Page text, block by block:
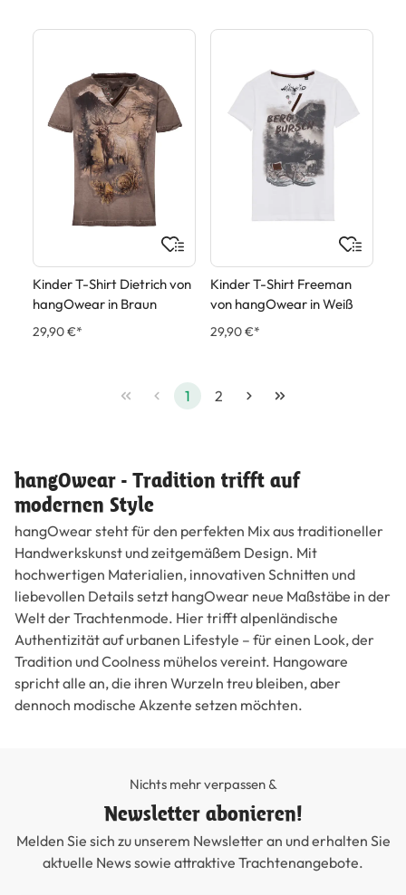
Kinder T-Shirt Dietrich von
hangOwear in Braun
29,90 €*
Kinder T-Shirt Freeman
von hangOwear in Weiß
29,90 €*
1 2
hangOwear - Tradition trifft auf
modernen Style
hangOwear steht für den perfekten Mix aus traditioneller
Handwerkskunst und zeitgemäßem Design. Mit
hochwertigen Materialien, innovativen Schnitten und
liebevollen Details setzt hangOwear neue Maßstäbe in der
Welt der Trachtenmode. Hier trifft alpenländische
Authentizität auf urbanen Lifestyle – für einen Look, der
Tradition und Coolness mühelos vereint. Hangoware
spricht alle an, die ihren Wurzeln treu bleiben, aber
dennoch modische Akzente setzen möchten.
Nichts mehr verpassen &
Newsletter abonieren!
Melden Sie sich zu unserem Newsletter an und erhalten Sie
aktuelle News sowie attraktive Trachtenangebote.